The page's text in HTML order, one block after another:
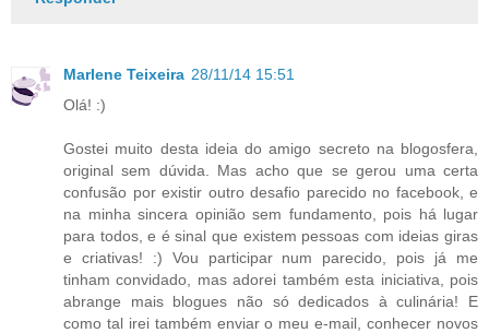
Marlene Teixeira 28/11/14 15:51
Olá! :)
Gostei muito desta ideia do amigo secreto na blogosfera,
original sem dúvida. Mas acho que se gerou uma certa
confusão por existir outro desafio parecido no facebook, e
na minha sincera opinião sem fundamento, pois há lugar
para todos, e é sinal que existem pessoas com ideias giras
e criativas! :) Vou participar num parecido, pois já me
tinham convidado, mas adorei também esta iniciativa, pois
abrange mais blogues não só dedicados à culinária! E
como tal irei também enviar o meu e-mail, conhecer novos